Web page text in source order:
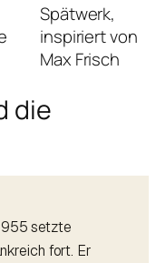
Spätwerk,
inspiriert von
Max Frisch
die
setzte
fort. Er